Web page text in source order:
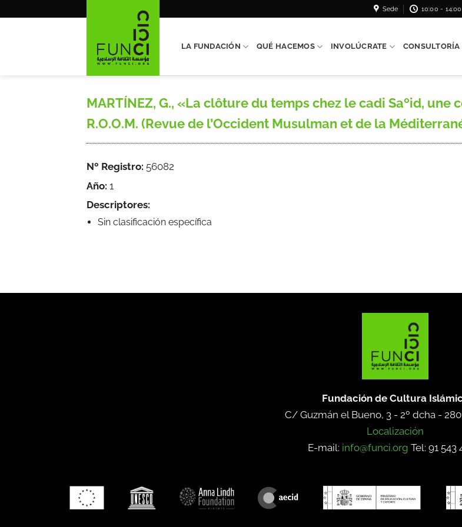
Sede 10:00 - 14:00
LA FUNDACIÓN QUÉ HACEMOS INVOLÚCRATE CONSULTORÍA
MARTÍNEZ, G., «La clôture du temps chez le cadi Saºid,
R.O.O.M. (Revue de l’Occident Musulman et de la
Nº Registro: 56082
Año: 1
Descriptores:
Sin clasificación específica
Fundación de Cultura
C/ Guzmán el Bueno, 3 - 2º dcha -
Localización
E-mail: info@funci.org Tel: 91 543